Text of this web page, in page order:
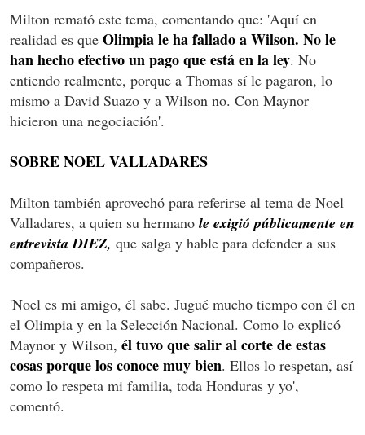
Milton remató este tema, comentando que: 'Aquí en
realidad es que Olimpia le ha fallado a Wilson. No le
han hecho efectivo un pago que está en la ley. No
entiendo realmente, porque a Thomas sí le pagaron, lo
mismo a David Suazo y a Wilson no. Con Maynor
hicieron una negociación'.
SOBRE NOEL VALLADARES
Milton también aprovechó para referirse al tema de Noel
Valladares, a quien su hermano le exigió públicamente en
entrevista DIEZ, que salga y hable para defender a sus
compañeros.
'Noel es mi amigo, él sabe. Jugué mucho tiempo con él en
el Olimpia y en la Selección Nacional. Como lo explicó
Maynor y Wilson, él tuvo que salir al corte de estas
cosas porque los conoce muy bien. Ellos lo respetan, así
como lo respeta mi familia, toda Honduras y yo',
comentó.